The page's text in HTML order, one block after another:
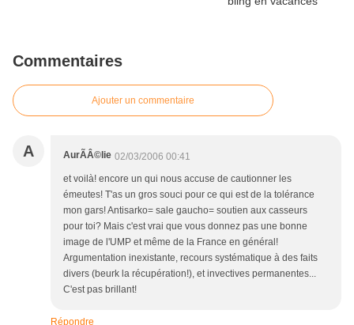
Commentaires
Ajouter un commentaire
A AurÃÂ©lie 02/03/2006 00:41
et voilà! encore un qui nous accuse de cautionner les
émeutes! T'as un gros souci pour ce qui est de la tolérance
mon gars! Antisarko= sale gaucho= soutien aux casseurs
pour toi? Mais c'est vrai que vous donnez pas une bonne
image de l'UMP et même de la France en général!
Argumentation inexistante, recours systématique à des faits
divers (beurk la récupération!), et invectives permanentes...
C'est pas brillant!
Répondre